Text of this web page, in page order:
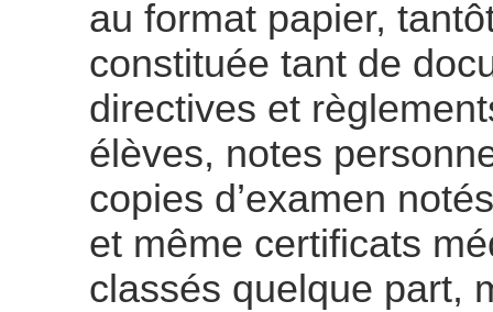
au format papier,
constituée tant de
directives et
élèves, notes
copies d’examen
et même certificats
classés quelque part,